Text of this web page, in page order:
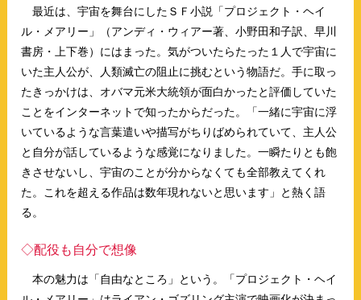
最近は、宇宙を舞台にしたＳＦ小説「プロジェクト・ヘイ
ル・メアリー」（アンディ・ウィアー著、小野田和子訳、早川
書房・上下巻）にはまった。気がついたらたった１人で宇宙に
いた主人公が、人類滅亡の阻止に挑むという物語だ。手に取っ
たきっかけは、オバマ元米大統領が面白かったと評価していた
ことをインターネットで知ったからだった。「一緒に宇宙に浮
いているような言葉遣いや描写がちりばめられていて、主人公
と自分が話しているような感覚になりました。一瞬たりとも飽
きさせないし、宇宙のことが分からなくても全部教えてくれ
た。これを超える作品は数年現れないと思います」と熱く語
る。
◇配役も自分で想像
本の魅力は「自由なところ」という。「プロジェクト・ヘイ